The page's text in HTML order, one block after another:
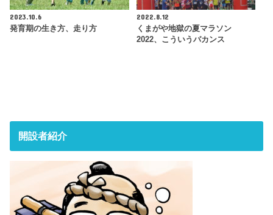
2023.10.6
発育期の生き方、走り方
2022.8.12
くまがや地獄の夏マラソン
2022、こういうバカンス
開設者紹介